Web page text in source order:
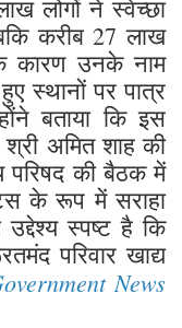
लोगों ने स्वेच्छा
करीब 27 लाख
कारण उनके नाम
स्थानों पर पात्र
बताया कि इस
अमित शाह की
परिषद की बैठक में
के रूप में सराहा
स्पष्ट है कि
परिवार खाद्य
News